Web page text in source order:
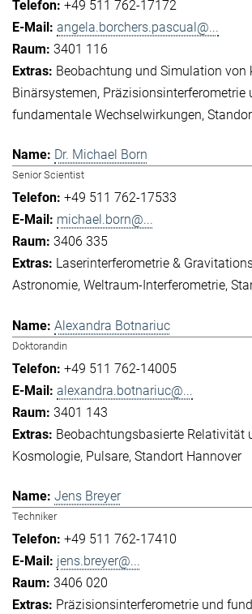
+49 511 762-17172
angela.borchers.pascual@...
3401 116
Beobachtung und Simulation von
Binärsystemen Präzisionsinterferometrie
fundamentale Wechselwirkungen
Dr. Michael Born
Senior Scientist
+49 511 762-17533
michael.born@...
3406 335
Laserinterferometrie &
Astronomie Weltraum-Interferometrie
Alexandra Botnariuc
Doktorandin
+49 511 762-14005
alexandra.botnariuc@...
3401 143
Beobachtungsbasierte Relativität
Kosmologie Pulsare Standort Hannover
Jens Breyer
Techniker
+49 511 762-17410
jens.breyer@...
3406 020
Präzisionsinterferometrie und